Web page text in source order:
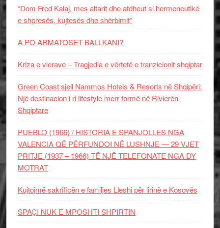
“Dom Fred Kalaj, mes altarit dhe atdheut si hermeneutikë
e shpresës, kujtesës dhe shërbimit”
A PO ARMATOSET BALLKANI?
Kriza e vlerave – Tragjedia e vërtetë e tranzicionit shqiptar
Green Coast sjell Nammos Hotels & Resorts në Shqipëri:
Një destinacion i ri lifestyle merr formë në Rivierën
Shqiptare
PUEBLO (1966) / HISTORIA E SPANJOLLES NGA
VALENCIA QË PËRFUNDOI NË LUSHNJE — 29 VJET
PRITJE (1937 – 1966) TË NJË TELEFONATE NGA DY
MOTRAT
Kujtojmë sakrificën e familjes Lleshi për lirinë e Kosovës
SPAÇI NUK E MPOSHTI SHPIRTIN